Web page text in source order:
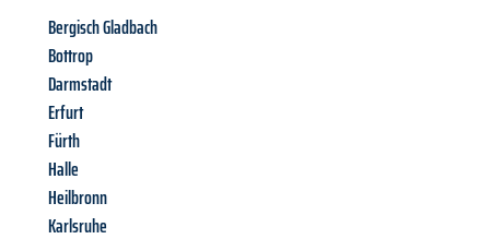
Bergisch Gladbach
Bottrop
Darmstadt
Erfurt
Fürth
Halle
Heilbronn
Karlsruhe